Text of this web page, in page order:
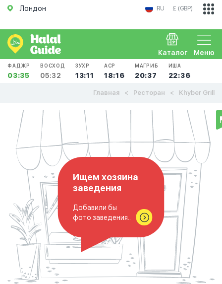
Лондон RU £ (GBP)
Меню
Каталог
ФАДЖР
03:35
ВОСХОД
05:32
ЗУХР
13:11
АСР
18:16
МАГРИБ
20:37
ИША
22:36
Главная Ресторан Khyber Grill
Ищем хозяина
заведения
Добавили бы
фото заведения..